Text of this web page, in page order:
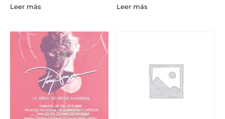
Leer más Leer más